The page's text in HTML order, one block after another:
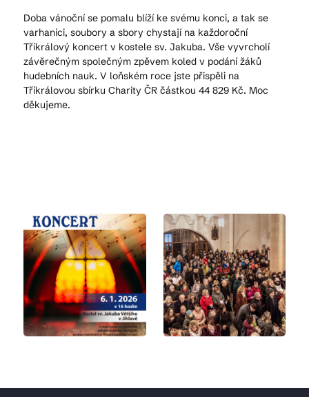
Doba vánoční se pomalu blíží ke svému konci, a tak se
varhaníci, soubory a sbory chystají na každoroční
Tříkrálový koncert v kostele sv. Jakuba. Vše vyvrcholí
závěrečným společným zpěvem koled v podání žáků
hudebních nauk. V loňském roce jste přispěli na
Tříkrálovou sbírku Charity ČR částkou 44 829 Kč. Moc
děkujeme.